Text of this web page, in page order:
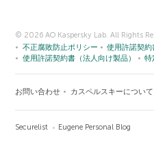
© 2026 AO Kaspersky Lab. All Rights
不正腐敗防止ポリシー
使用許諾契約
使用許諾契約書（法人向け製品）
特
お問い合わせ カスペルスキーについて
Securelist Eugene Personal Blog